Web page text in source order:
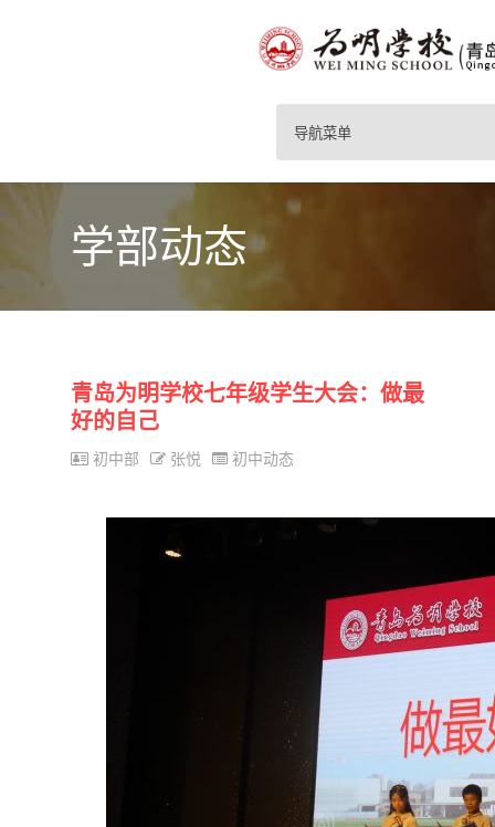
导航菜单
学部动态
青岛为明学校七年级学生大会：做最
好的自己
初中部 张悦 初中动态